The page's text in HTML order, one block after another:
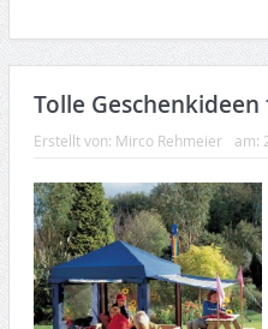
Tolle
Erstellt von: Mirco Rehmeier am: